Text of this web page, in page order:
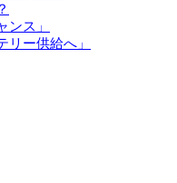
ンス」
リー供給へ」